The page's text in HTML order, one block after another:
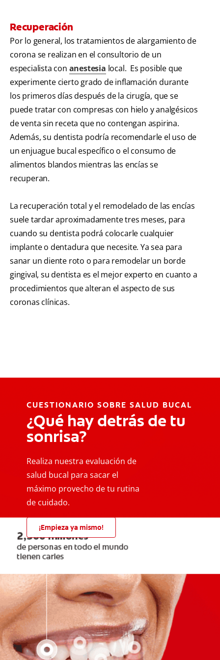
Recuperación
Por lo general, los tratamientos de alargamiento de
corona se realizan en el consultorio de un
especialista con anestesia local. Es posible que
experimente cierto grado de inflamación durante
los primeros días después de la cirugía, que se
puede tratar con compresas con hielo y analgésicos
de venta sin receta que no contengan aspirina.
Además, su dentista podría recomendarle el uso de
un enjuague bucal específico o el consumo de
alimentos blandos mientras las encías se
recuperan.
La recuperación total y el remodelado de las encías
suele tardar aproximadamente tres meses, para
cuando su dentista podrá colocarle cualquier
implante o dentadura que necesite. Ya sea para
sanar un diente roto o para remodelar un borde
gingival, su dentista es el mejor experto en cuanto a
procedimientos que alteran el aspecto de sus
coronas clínicas.
CUESTIONARIO SOBRE SALUD BUCAL
¿Qué hay detrás de tu
sonrisa?
Realiza nuestra evaluación de
salud bucal para sacar el
máximo provecho de tu rutina
de cuidado.
¡Empieza ya mismo!